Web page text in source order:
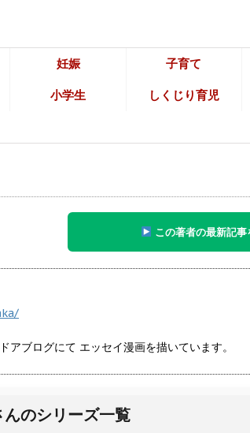
妊娠 子育て
小学生 しくじり育児
この著者の最新記事
ブログにて エッセイ漫画を描いています。
んのシリーズ一覧